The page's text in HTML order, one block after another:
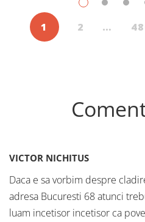
1 2 …
VICTOR NICHITUS
Daca e sa vorbim despre
adresa Bucuresti 68 atunci
luam incetisor incetisor ca